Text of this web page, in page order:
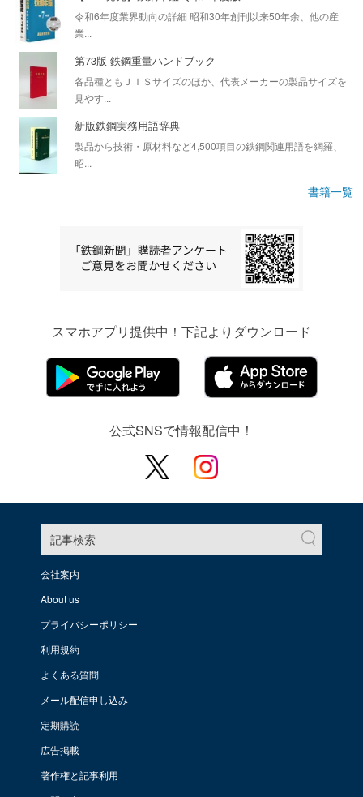
令和6年度業界動向の詳細 昭和30年創刊以来50年余、他の産
業...
第73版 鉄鋼重量ハンドブック
各品種ともＪＩＳサイズのほか、代表メーカーの製品サイズを
見やす...
新版鉄鋼実務用語辞典
製品から技術・原材料など4,500項目の鉄鋼関連用語を網羅、
昭...
書籍一覧
スマホアプリ提供中！下記よりダウンロード
公式SNSで情報配信中！
記事検索
会社案内
About us
プライバシーポリシー
利用規約
よくある質問
メール配信申し込み
定期購読
広告掲載
著作権と記事利用